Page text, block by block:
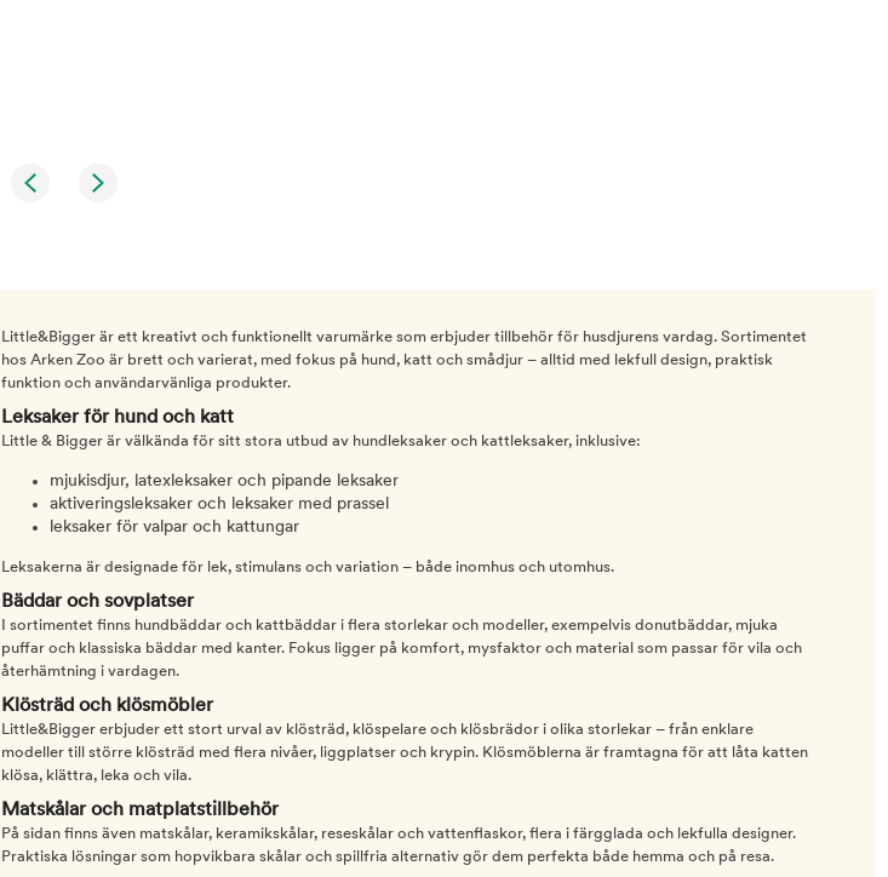
Little&Bigger är ett kreativt och funktionellt varumärke som erbjuder tillbehör för husdjurens vardag. Sortimentet
hos Arken Zoo är brett och varierat, med fokus på hund, katt och smådjur – alltid med lekfull design, praktisk
funktion och användarvänliga produkter.
Leksaker för hund och katt
Little & Bigger är välkända för sitt stora utbud av hundleksaker och kattleksaker, inklusive:
mjukisdjur, latexleksaker och pipande leksaker
aktiveringsleksaker och leksaker med prassel
leksaker för valpar och kattungar
Leksakerna är designade för lek, stimulans och variation – både inomhus och utomhus.
Bäddar och sovplatser
I sortimentet finns hundbäddar och kattbäddar i flera storlekar och modeller, exempelvis donutbäddar, mjuka
puffar och klassiska bäddar med kanter. Fokus ligger på komfort, mysfaktor och material som passar för vila och
återhämtning i vardagen.
Klösträd och klösmöbler
Little&Bigger erbjuder ett stort urval av klösträd, klöspelare och klösbrädor i olika storlekar – från enklare
modeller till större klösträd med flera nivåer, liggplatser och krypin. Klösmöblerna är framtagna för att låta katten
klösa, klättra, leka och vila.
Matskålar och matplatstillbehör
På sidan finns även matskålar, keramikskålar, reseskålar och vattenflaskor, flera i färgglada och lekfulla designer.
Praktiska lösningar som hopvikbara skålar och spillfria alternativ gör dem perfekta både hemma och på resa.